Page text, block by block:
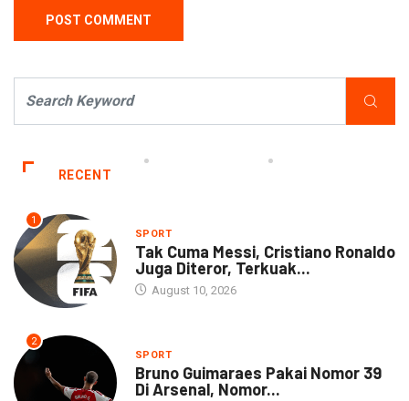
RECENT
1
SPORT
Tak Cuma Messi, Cristiano Ronaldo
Juga Diteror, Terkuak...
August 10, 2026
2
SPORT
Bruno Guimaraes Pakai Nomor 39
Di Arsenal, Nomor...